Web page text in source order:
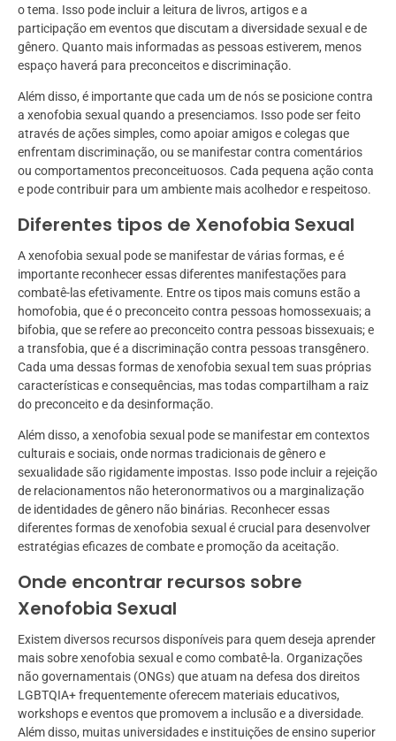
o tema. Isso pode incluir a leitura de livros, artigos e a
participação em eventos que discutam a diversidade sexual e de
gênero. Quanto mais informadas as pessoas estiverem, menos
espaço haverá para preconceitos e discriminação.
Além disso, é importante que cada um de nós se posicione contra
a xenofobia sexual quando a presenciamos. Isso pode ser feito
através de ações simples, como apoiar amigos e colegas que
enfrentam discriminação, ou se manifestar contra comentários
ou comportamentos preconceituosos. Cada pequena ação conta
e pode contribuir para um ambiente mais acolhedor e respeitoso.
Diferentes tipos de Xenofobia Sexual
A xenofobia sexual pode se manifestar de várias formas, e é
importante reconhecer essas diferentes manifestações para
combatê-las efetivamente. Entre os tipos mais comuns estão a
homofobia, que é o preconceito contra pessoas homossexuais; a
bifobia, que se refere ao preconceito contra pessoas bissexuais; e
a transfobia, que é a discriminação contra pessoas transgênero.
Cada uma dessas formas de xenofobia sexual tem suas próprias
características e consequências, mas todas compartilham a raiz
do preconceito e da desinformação.
Além disso, a xenofobia sexual pode se manifestar em contextos
culturais e sociais, onde normas tradicionais de gênero e
sexualidade são rigidamente impostas. Isso pode incluir a rejeição
de relacionamentos não heteronormativos ou a marginalização
de identidades de gênero não binárias. Reconhecer essas
diferentes formas de xenofobia sexual é crucial para desenvolver
estratégias eficazes de combate e promoção da aceitação.
Onde encontrar recursos sobre
Xenofobia Sexual
Existem diversos recursos disponíveis para quem deseja aprender
mais sobre xenofobia sexual e como combatê-la. Organizações
não governamentais (ONGs) que atuam na defesa dos direitos
LGBTQIA+ frequentemente oferecem materiais educativos,
workshops e eventos que promovem a inclusão e a diversidade.
Além disso, muitas universidades e instituições de ensino superior